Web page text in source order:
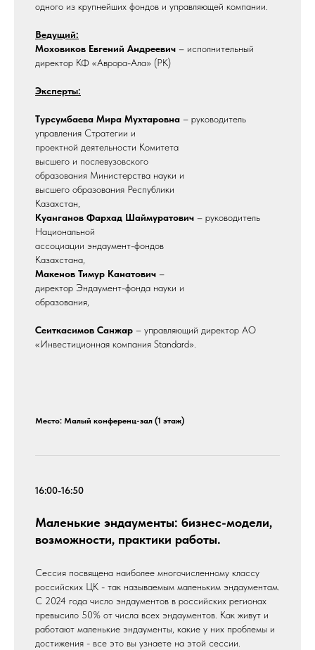
одного из крупнейших фондов и управляющей компании.
Ведущий:
Моховиков Евгений Андреевич – исполнительный
директор КФ «Аврора-Ала» (РК)
Эксперты:
Турсумбаева Мира Мухтаровна – руководитель
управления Стратегии и
проектной деятельности Комитета
высшего и послевузовского
образования Министерства науки и
высшего образования Республики
Казахстан,
Куанганов Фархад Шаймуратович – руководитель
Национальной
ассоциации эндаумент-фондов
Казахстана,
Макенов Тимур Канатович –
директор Эндаумент-фонда науки и
образования,
Сеиткасимов Санжар – управляющий директор АО
«Инвестиционная компания Standard».
Место: Малый конференц-зал (1 этаж)
16:00-16:50
Маленькие эндаументы: бизнес-модели,
возможности, практики работы.
Сессия посвящена наиболее многочисленному классу
российских ЦК - так называемым маленьким эндаументам.
С 2024 года число эндаументов в российских регионах
превысило 50% от числа всех эндаументов. Как живут и
работают маленькие эндаументы, какие у них проблемы и
достижения - все это вы узнаете на этой сессии.